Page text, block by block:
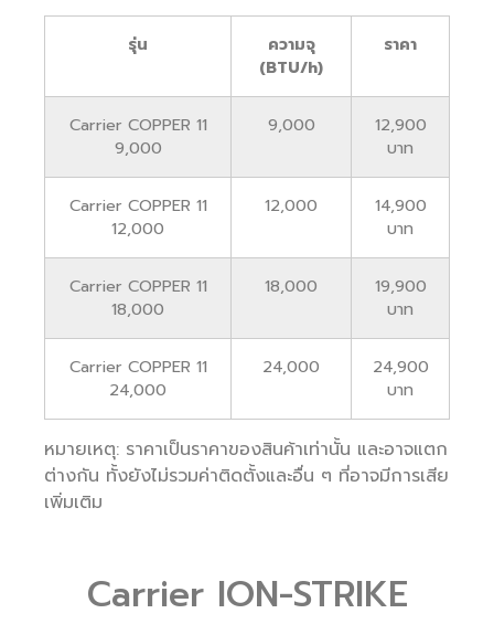
รุ่น
ความจุ
(BTU/h)
ราคา
Carrier COPPER 11
9,000
9,000
12,900
บาท
Carrier COPPER 11
12,000
12,000
14,900
บาท
Carrier COPPER 11
18,000
18,000
19,900
บาท
Carrier COPPER 11
24,000
24,000
24,900
บาท
หมายเหตุ: ราคาเป็นราคาของสินค้าเท่านั้น และอาจแตก
ต่างกัน ทั้งยังไม่รวมค่าติดตั้งและอื่น ๆ ที่อาจมีการเสีย
เพิ่มเติม
Carrier ION-STRIKE